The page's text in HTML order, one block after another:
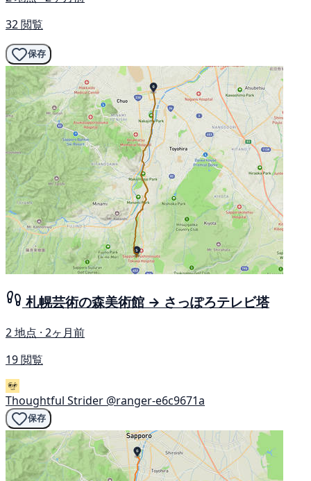
32 閲覧
保存
札幌芸術の森美術館 → さっぽろテレビ塔
2 地点 · 2ヶ月前
19 閲覧
Thoughtful Strider @ranger-e6c9671a
保存